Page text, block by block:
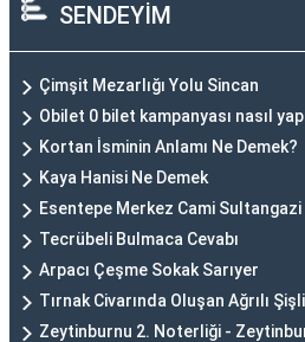
SENDEYİM
Çimşit Mezarlığı Yolu Sincan
Obilet 0 bilet kampanyası nasıl
Kortan İsminin Anlamı Ne Demek?
Kaya Hanisi Ne Demek
Esentepe Merkez Cami Sultangazi
Tecrübeli Bulmaca Cevabı
Arpacı Çeşme Sokak Sarıyer
Tırnak Civarında Oluşan Ağrılı
Zeytinburnu 2. Noterliği -